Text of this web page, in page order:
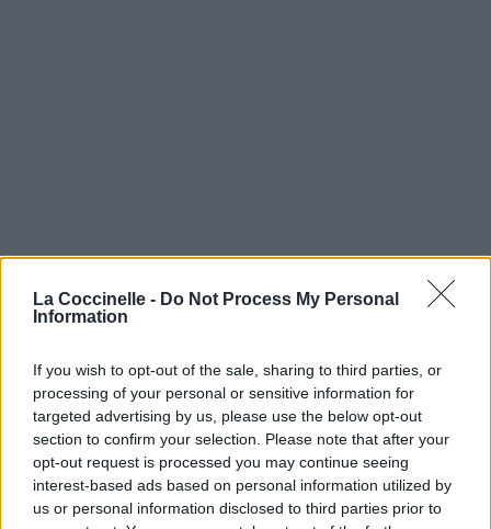
La Coccinelle - Do Not Process My Personal
Information
If you wish to opt-out of the sale, sharing to third parties, or
processing of your personal or sensitive information for
targeted advertising by us, please use the below opt-out
section to confirm your selection. Please note that after your
opt-out request is processed you may continue seeing
interest-based ads based on personal information utilized by
us or personal information disclosed to third parties prior to